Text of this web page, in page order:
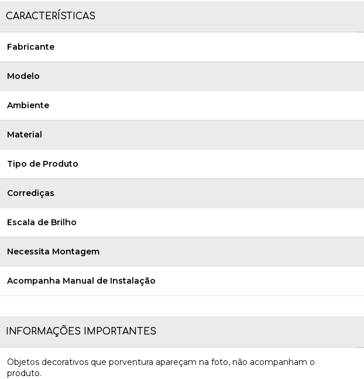
CARACTERÍSTICAS
Fabricante
Modelo
Ambiente
Material
Tipo de Produto
Corrediças
Escala de Brilho
Necessita Montagem
Acompanha Manual de Instalação
INFORMAÇÕES IMPORTANTES
Objetos decorativos que porventura apareçam na foto, não acompanham o
produto.